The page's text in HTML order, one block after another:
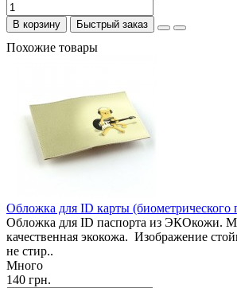
В корзину Быстрый заказ
Похожие товары
Обложка для ID карты (биометрического
Обложка для ID паспорта из ЭКОкожи.
качественная экокожа. Изображение
не стир..
Много
140 грн.